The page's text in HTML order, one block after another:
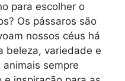
para escolher o
Os pássaros são
nossos céus há
beleza, variedade e
sempre